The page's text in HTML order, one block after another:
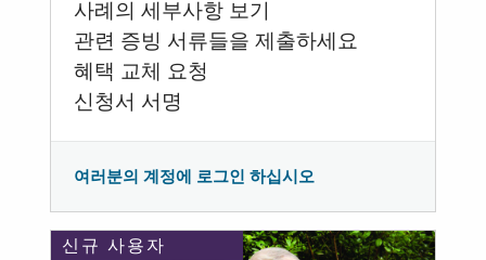
사례의 세부사항 보기
관련 증빙 서류들을 제출하세요
혜택 교체 요청
신청서 서명
여러분의 계정에 로그인 하십시오
신규 사용자